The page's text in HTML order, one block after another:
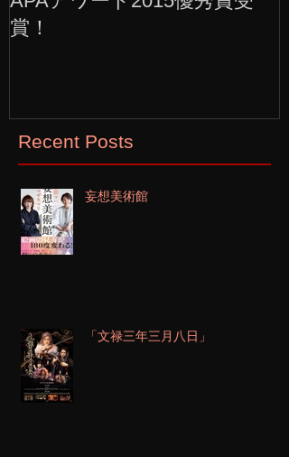
賞！
Recent Posts
妄想美術館
「文禄三年三月八日」